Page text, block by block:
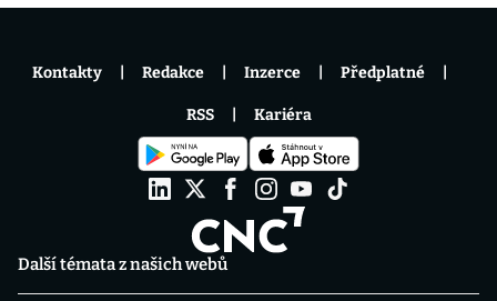
Další témata z našich webů
Kontakty Redakce Inzerce Předplatné
RSS Kariéra